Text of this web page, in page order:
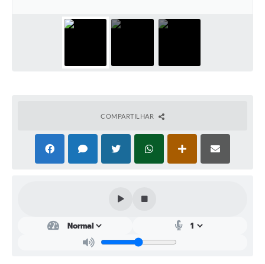
Plano Municipal de Enfrentamento da Pandemia em
Decorrência de COVID-19 Educação - Adesão ao
COMPARTILHAR